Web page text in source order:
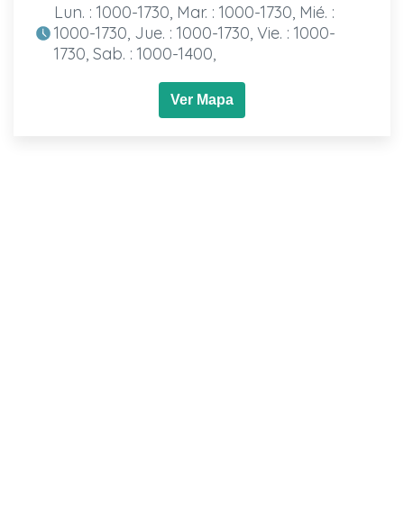
Lun. : 1000-1730, Mar. : 1000-1730, Mié. :
1000-1730, Jue. : 1000-1730, Vie. : 1000-
1730, Sab. : 1000-1400,
Ver Mapa